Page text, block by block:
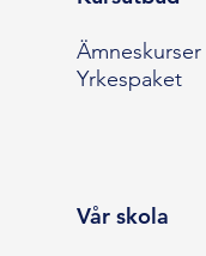
Ämneskurser
Yrkespaket
Vår skola